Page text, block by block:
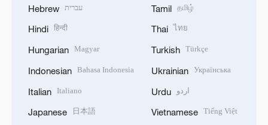
Hebrew עברית
Hindi हिन्दी
Hungarian Magyar
Indonesian Bahasa Indonesia
Italian Italiano
Japanese 日本語
Tamil தமிழ்
Thai ไทย
Turkish Türkçe
Ukrainian Українська
Urdu اردو
Vietnamese Tiếng Việt